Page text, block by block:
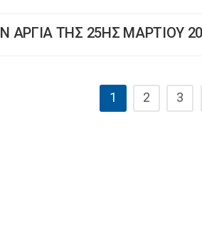
ΑΡΓΙΑ ΤΗΣ 25ΗΣ ΜΑΡΤΙΟΥ
1 2 3